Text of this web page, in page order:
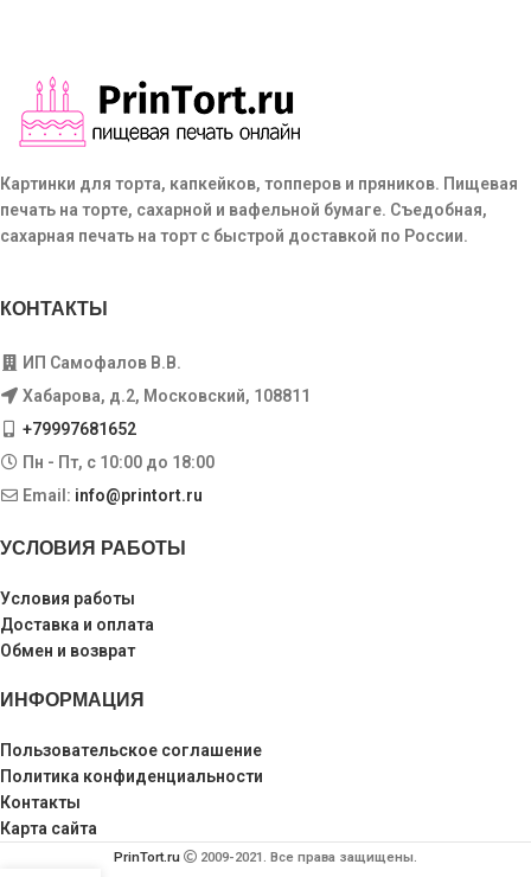
Картинки для торта, капкейков, топперов и пряников. Пищевая
печать на торте, сахарной и вафельной бумаге. Съедобная,
сахарная печать на торт с быстрой доставкой по России.
КОНТАКТЫ
ИП Самофалов В.В.
Хабарова, д.2, Московский, 108811
+79997681652
Пн - Пт, с 10:00 до 18:00
Email: info@printort.ru
УСЛОВИЯ РАБОТЫ
Условия работы
Доставка и оплата
Обмен и возврат
ИНФОРМАЦИЯ
Пользовательское соглашение
Политика конфиденциальности
Контакты
Карта сайта
PrinTort.ru 2009-2021. Все права защищены.